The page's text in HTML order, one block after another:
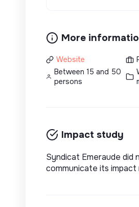
More
Website
Between 15 and 50
persons
Impact study
Syndicat Emeraude did
communicate its impact